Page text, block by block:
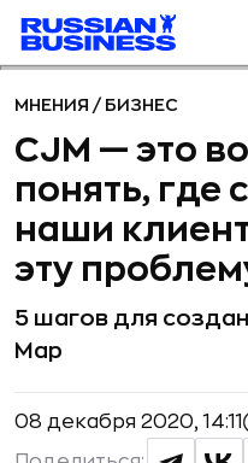
МНЕНИЯ / БИЗНЕС
CJM — это
понять, где
наши
эту
5 шагов для
Map
08 декабря 2020, 14:11